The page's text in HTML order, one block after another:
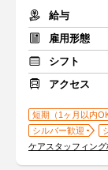
給与
雇用形態
シフト
アクセス
短期（1ヶ月以内OK
シルバー歓迎
ケアスタッフィン